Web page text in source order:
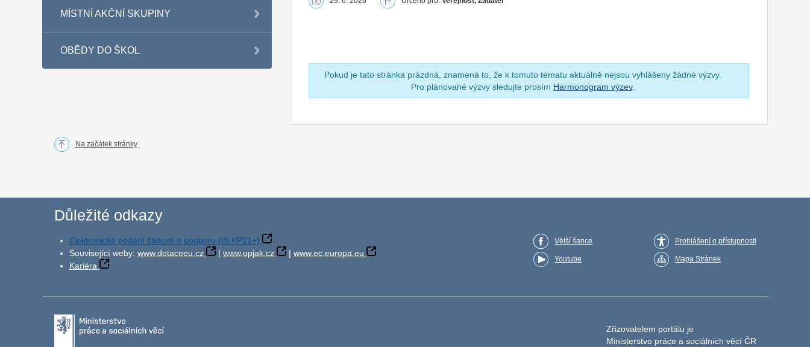
MÍSTNÍ AKČNÍ SKUPINY
OBĚDY DO ŠKOL
Pokud je tato stránka prázdná, znamená to, že k tomuto tématu aktuálně nejsou vyhlášeny žádné výzvy.
Pro plánované výzvy sledujte prosím Harmonogram výzev.
Na začátek stránky
Důležité odkazy
Elektronické podání žádosti o podporu (IS KP21+)
Související weby: www.dotaceeu.cz | www.opjak.cz | www.ec.europa.eu
Kariéra
Větší šance
Youtube
Prohlášení o přístupnosti
Mapa Stránek
Zřizovatelem portálu je
Ministerstvo práce a sociálních věcí ČR